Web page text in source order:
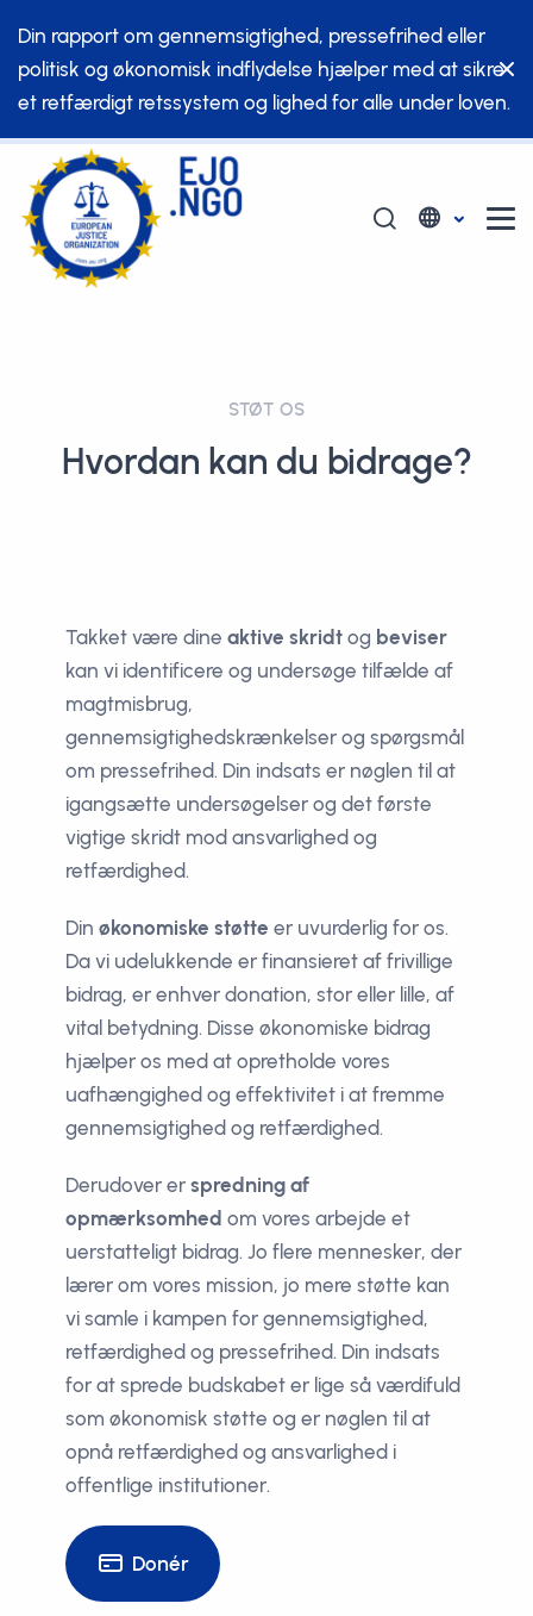
Din rapport om gennemsigtighed, pressefrihed eller
politisk og økonomisk indflydelse hjælper med at sikre
et retfærdigt retssystem og lighed for alle under loven.
STØT OS
Hvordan kan du bidrage?
Takket være dine aktive skridt og beviser
kan vi identificere og undersøge tilfælde af
magtmisbrug,
gennemsigtighedskrænkelser og spørgsmål
om pressefrihed. Din indsats er nøglen til at
igangsætte undersøgelser og det første
vigtige skridt mod ansvarlighed og
retfærdighed.
Din økonomiske støtte er uvurderlig for os.
Da vi udelukkende er finansieret af frivillige
bidrag, er enhver donation, stor eller lille, af
vital betydning. Disse økonomiske bidrag
hjælper os med at opretholde vores
uafhængighed og effektivitet i at fremme
gennemsigtighed og retfærdighed.
Derudover er spredning af
opmærksomhed om vores arbejde et
uerstatteligt bidrag. Jo flere mennesker, der
lærer om vores mission, jo mere støtte kan
vi samle i kampen for gennemsigtighed,
retfærdighed og pressefrihed. Din indsats
for at sprede budskabet er lige så værdifuld
som økonomisk støtte og er nøglen til at
opnå retfærdighed og ansvarlighed i
offentlige institutioner.
Donér